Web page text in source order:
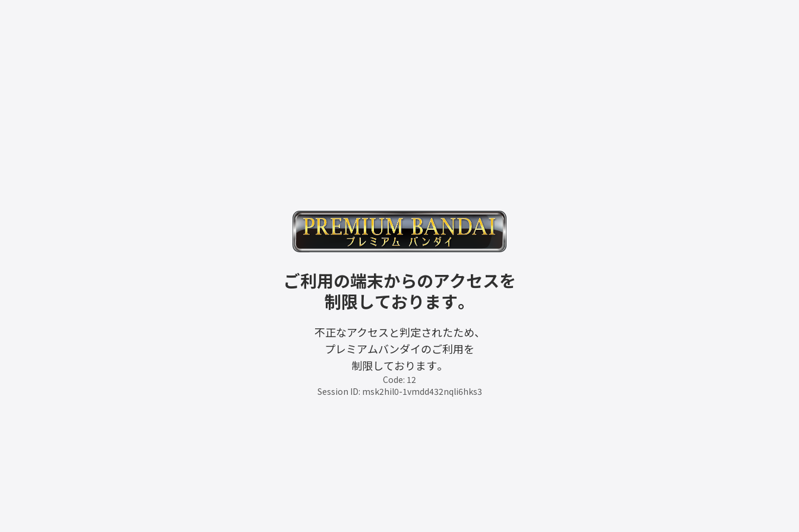
ご利用の端末からのアクセスを
制限しております。
不正なアクセスと判定されたため、
プレミアムバンダイのご利用を
制限しております。
Code: 12
Session ID: msk2hil0-1vmdd432nqli6hks3